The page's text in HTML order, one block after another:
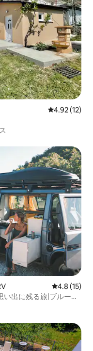
レビュー12
4.92 (12)
レビュー15
4.8 (15)
出に残る旅|ブルーキ